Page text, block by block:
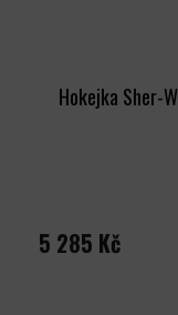
Hokejka Sher-
5 285 Kč